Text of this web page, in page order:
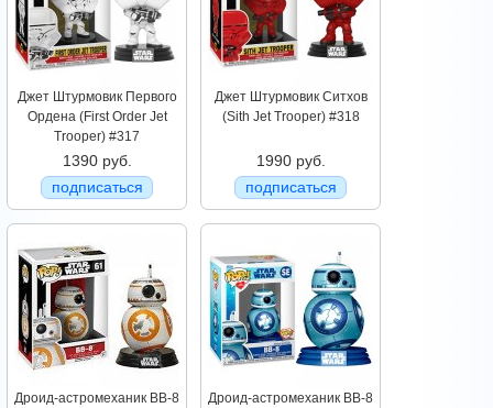
Джет Штурмовик Первого
Ордена (First Order Jet
Trooper) #317
1390 руб.
подписаться
Джет Штурмовик Ситхов
(Sith Jet Trooper) #318
1990 руб.
подписаться
Дроид-астромеханик BB-8
Дроид-астромеханик BB-8